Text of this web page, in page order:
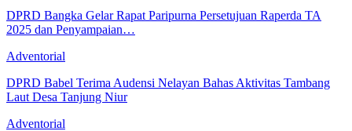
DPRD Bangka Gelar Rapat Paripurna Persetujuan Raperda TA
2025 dan Penyampaian…
Adventorial
DPRD Babel Terima Audensi Nelayan Bahas Aktivitas Tambang
Laut Desa Tanjung Niur
Adventorial